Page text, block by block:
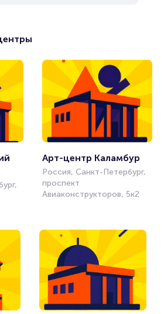
Арт-центр Каламбур
Россия, Санкт-Петербург,
проспект
Авиаконструкторов, 5к2